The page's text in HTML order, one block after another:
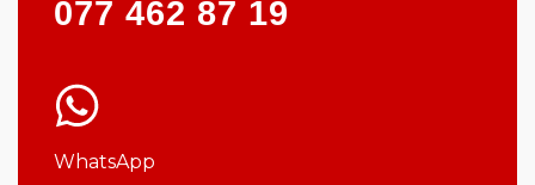
077 462 87 19
WhatsApp